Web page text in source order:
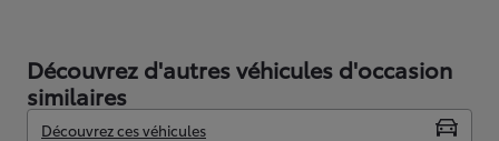
Découvrez d'autres véhicules d'occasion
similaires
Découvrez ces véhicules